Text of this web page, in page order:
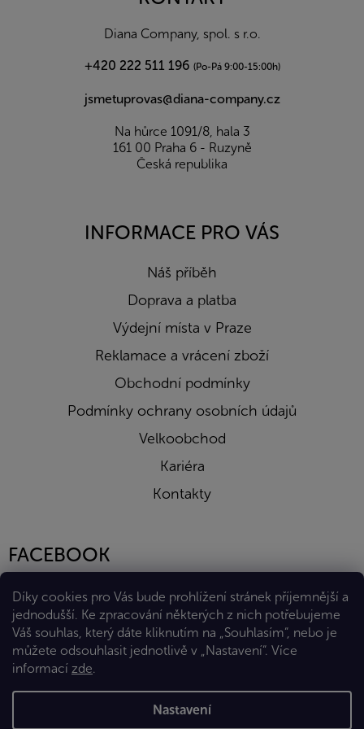
Díky cookies pro Vás bude prohlížení stránek příjemnější a
jednodušší. Ke zpracování některých z nich potřebujeme
Váš souhlas, který dáte kliknutím na „Souhlasím“, nebo je
můžete odsouhlasit jednotlivě v „Nastavení“. Více
informací zde.
Nastavení
Diana Company, spol. s r.o.
+420 222 511 196 (Po-Pá 9:00-15:00h)
jsmetuprovas@diana-company.cz
Na hůrce 1091/8, hala 3
161 00 Praha 6 - Ruzyně
Česká republika
INFORMACE PRO VÁS
Náš příběh
Doprava a platba
Výdejní místa v Praze
Reklamace a vrácení zboží
Obchodní podmínky
Podmínky ochrany osobních údajů
Velkoobchod
Kariéra
Kontakty
FACEBOOK
Vytvořil Shoptet Premium